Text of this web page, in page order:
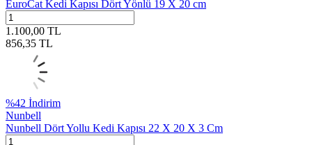
EuroCat Kedi Kapısı Dört Yönlü 19 X 20 cm
1.100,00 TL
856,35 TL
%42 İndirim
Nunbell
Nunbell Dört Yollu Kedi Kapısı 22 X 20 X 3 Cm